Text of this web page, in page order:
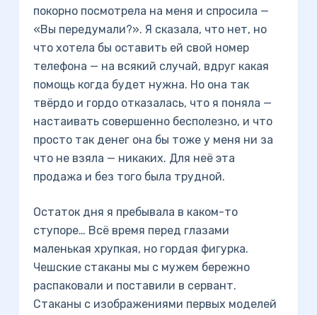
покорно посмотрела на меня и спросила —
«Вы передумали?». Я сказала, что нет, но
что хотела бы оставить ей свой номер
телефона — на всякий случай, вдруг какая
помощь когда будет нужна. Но она так
твёрдо и гордо отказалась, что я поняла —
настаивать совершенно бесполезно, и что
просто так денег она бы тоже у меня ни за
что не взяла — никаких. Для неё эта
продажа и без того была трудной.
Остаток дня я пребывала в каком-то
ступоре… Всё время перед глазами
маленькая хрупкая, но гордая фигурка.
Чешские стаканы мы с мужем бережно
распаковали и поставили в сервант.
Стаканы с изображениями первых моделей